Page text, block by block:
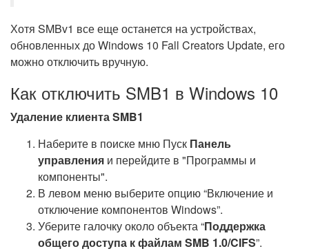
Хотя SMBv1 все еще останется на устройствах,
обновленных до Windows 10 Fall Creators Update, его
можно отключить вручную.
Как отключить SMB1 в Windows 10
Удаление клиента SMB1
Наберите в поиске мню Пуск Панель
управления и перейдите в "Программы и
компоненты".
В левом меню выберите опцию “Включение и
отключение компонентов Windows”.
Уберите галочку около объекта “Поддержка
общего доступа к файлам SMB 1.0/CIFS”.